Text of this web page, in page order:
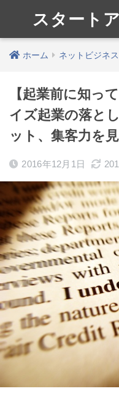
スタート
ホーム ネットビジネ
【起業前に知っ
イズ起業の落と
ット、集客力を
2016年12月1日